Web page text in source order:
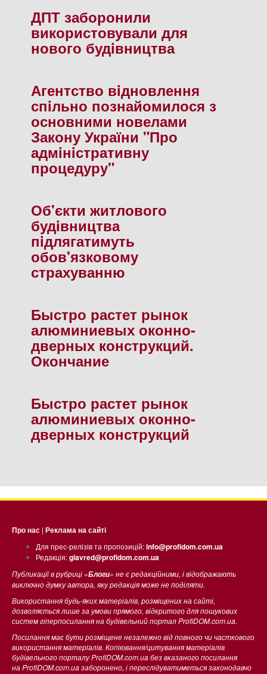
ДПТ заборонили
використовували для
нового будiвництва
Агентство вiдновлення
спiльно познайомилося з
основними новелами
Закону України "Про
адмiнiстративну
процедуру"
Об'єкти житлового
будiвництва
пiдлягатимуть
обов'язковому
страхуванню
Быстро растет рынок
алюминиевых оконно-
дверных конструкций.
Окончание
Быстро растет рынок
алюминиевых оконно-
дверных конструкций
Про нас | Реклама на сайті
Для прес-релізів та пропозицій:info@profidom.com.ua
Редакція:glavred@profidom.com.ua
Публикації в рубриці «Блоги» не є редакційними, і відображають
виключно думку автора, яку редакція може не поділяти.
Використання будь-яких матеріалів, розміщених на сайті,
дозволяється лише за умови прямого, відкритого для пошукових
систем гіперпосилання на будівельний портал ProfiDOM.com.ua.
Посилання має бути розміщене незалежно від повного чи часткового
використання матеріалів. Копіювання/цитування матеріалів
будівельного порталу ProfiDOM.com.ua без вказаного посилання
на ProfiDOM.com.ua заборонено, і переслідуватиметься законодавчо